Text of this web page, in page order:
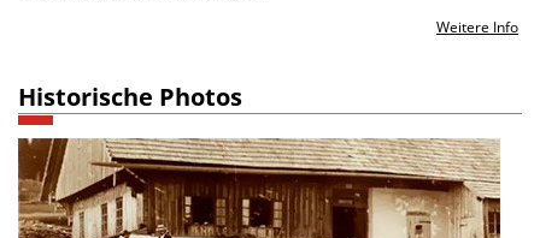
Weitere Info
Historische Photos